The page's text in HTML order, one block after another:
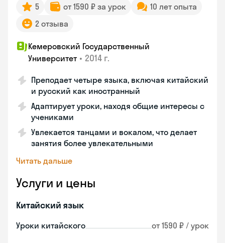
5 от 1590 ₽ за урок
10 лет опыта
2 отзыва
Кемеровский Государственный
Университет • 2014 г.
Преподает четыре языка, включая китайский
и русский как иностранный
Адаптирует уроки, находя общие интересы с
учениками
Увлекается танцами и вокалом, что делает
занятия более увлекательными
Читать дальше
Услуги и цены
Китайский язык
Уроки китайского от 1590 ₽ / урок